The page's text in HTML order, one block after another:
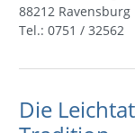
88212 Ravensburg
Tel.: 0751 / 32562
Die